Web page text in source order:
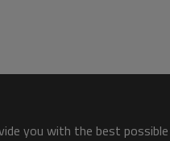
you with the best